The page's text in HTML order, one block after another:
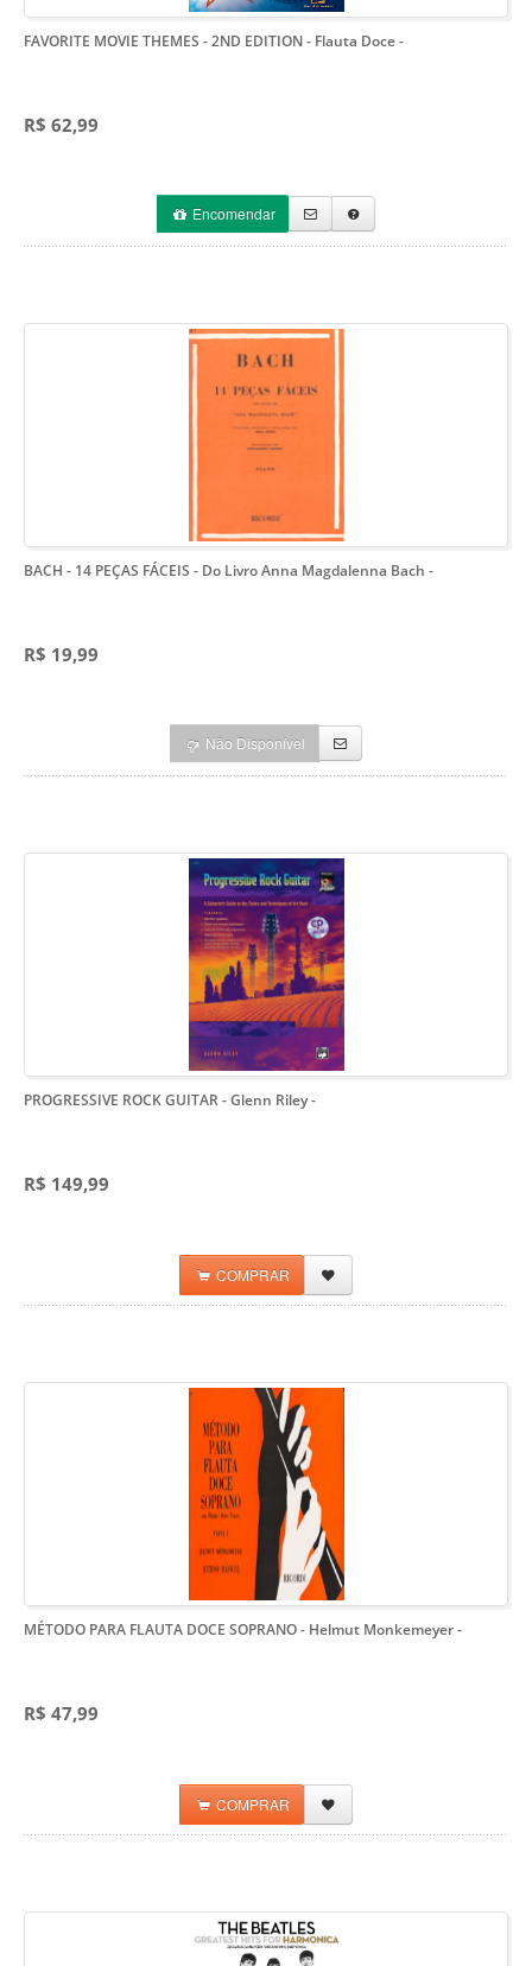
FAVORITE MOVIE THEMES - 2ND EDITION - Flauta Doce-
R$ 62,99
Encomendar
BACH - 14 PEÇAS FÁCEIS - Do Livro Anna Magdalenna Bach -
R$ 19,99
Não Disponível
PROGRESSIVE ROCK GUITAR - Glenn Riley-
R$ 149,99
COMPRAR
MÉTODO PARA FLAUTA DOCE SOPRANO - Helmut Monkemeyer-
R$ 47,99
COMPRAR